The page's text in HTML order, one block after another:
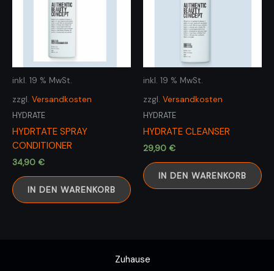
inkl. 19 % MwSt.
zzgl. Versandkosten
HYDRATE
HYDRTATE SPRAY
CONDITIONER
34,90 €
IN DEN WARENKORB
inkl. 19 % MwSt.
zzgl. Versandkosten
HYDRATE
HYDRATE CLEANSER
29,90 €
IN DEN WARENKORB
Zuhause